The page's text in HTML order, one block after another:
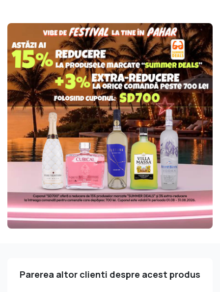
Parerea altor clienti despre acest produs